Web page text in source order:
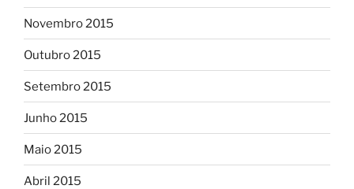
Novembro 2015
Outubro 2015
Setembro 2015
Junho 2015
Maio 2015
Abril 2015